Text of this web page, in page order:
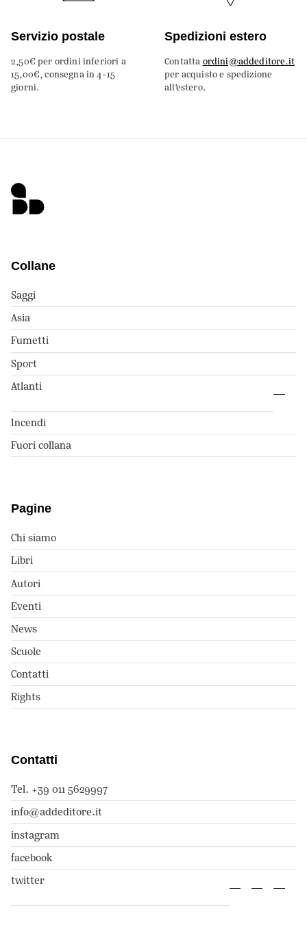
Servizio postale
2,50€ per ordini inferiori a
15,00€, consegna in 4-15
giorni.
Spedizioni estero
Contatta ordini@addeditore.it
per acquisto e spedizione
all’estero.
Collane
Saggi
Asia
Fumetti
Sport
Atlanti
Incendi
Fuori collana
Pagine
Chi siamo
Libri
Autori
Eventi
News
Scuole
Contatti
Rights
Contatti
Tel. +39 011 5629997
info@addeditore.it
instagram
facebook
twitter